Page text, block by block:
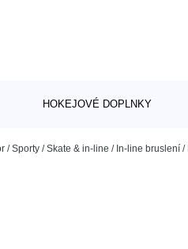
HOKEJOVÉ DOPLNKY
/Sporty /Skate & in-line / In-line bruslení /